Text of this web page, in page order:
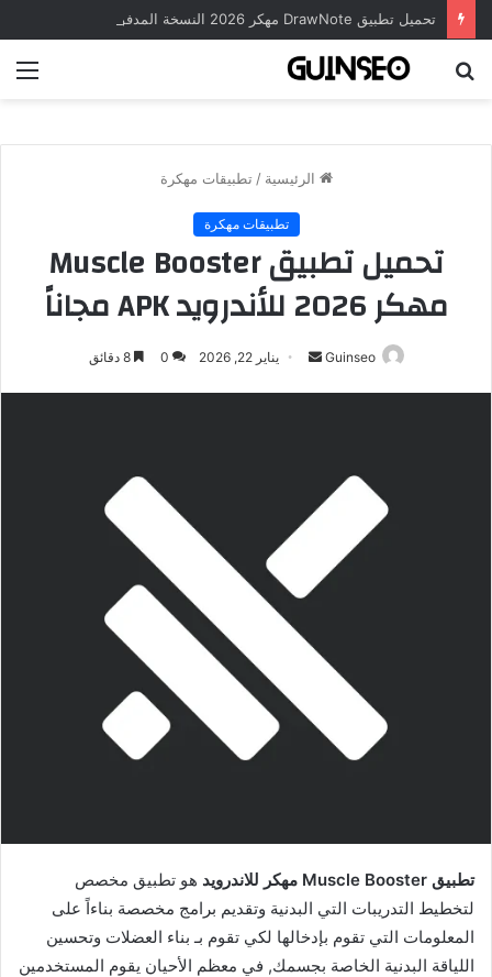
الرئيسية / تطبيقات مهكرة
تطبيقات مهكرة
تحميل تطبيق Muscle Booster
مهكر 2026 للأندرويد APK مجاناً
Guinseo
أرسليناير 22, 2026 0 8 دقائق
تطبيق Muscle Booster مهكر للاندرويد
هو تطبيق مخصص
لتخطيط التدريبات التي البدنية وتقديم برامج مخصصة بناءاً على
المعلومات التي تقوم بإدخالها لكي تقوم بـ بناء العضلات وتحسين
اللياقة البدنية الخاصة بجسمك, في معظم الأحيان يقوم المستخدمين